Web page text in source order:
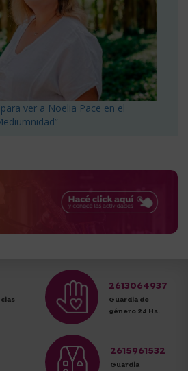
ver a Noelia Pace en el
2613064937
Guardia de
género 24 Hs.
2615961532
Guardia